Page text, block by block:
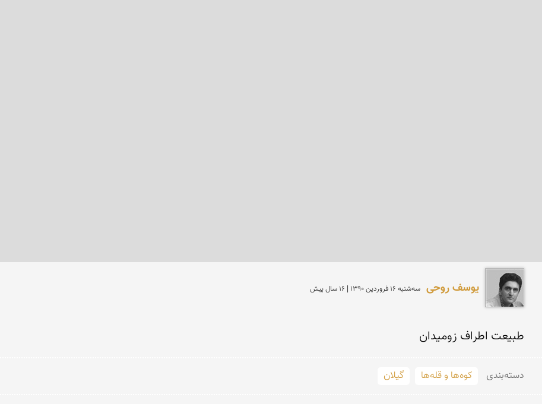
یوسف روحی سه‌شنبه 16 فروردين 1390 | 16 سال پیش
طبیعت اطراف زومیدان
دسته‌بندی کوه‌ها و قله‌ها گیلان